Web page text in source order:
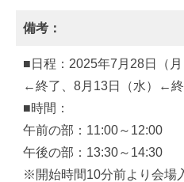
備考：
■日程：2025年7月28日（
←終了、8月13日（水）←
■時間：
午前の部：11:00～12:00
午後の部：13:30～14:30
※開始時間10分前より会場